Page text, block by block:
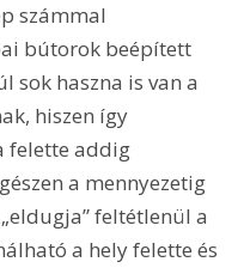
számmal
bútorok beépített
sok haszna is van a
hiszen így
felette addig
a mennyezetig
feltétlenül a
a hely felette és